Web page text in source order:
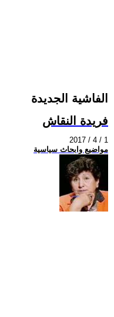
الفاشية الجديدة
فريدة النقاش
2017 / 4 / 1
مواضيع وابحاث سياسية